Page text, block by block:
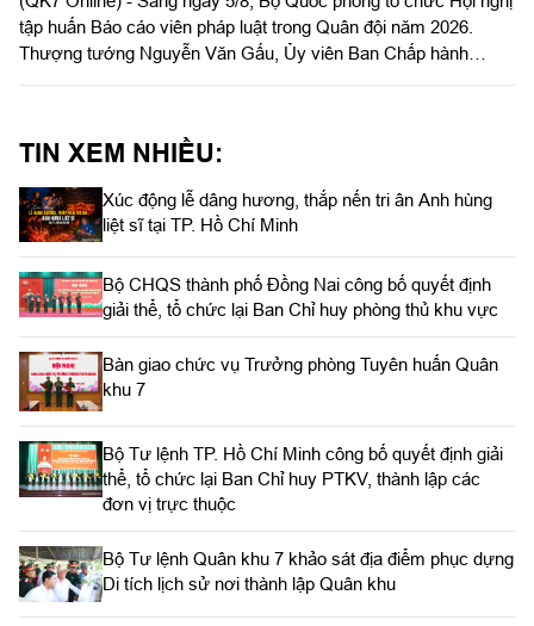
tập huấn Báo cáo viên pháp luật trong Quân đội năm 2026.
Thượng tướng Nguyễn Văn Gấu, Ủy viên Ban Chấp hành
hình thức trực tiếp kết hợp với trực tuyến tại 122 điểm cầu
trong toàn quân.
TIN XEM NHIỀU:
Xúc động lễ dâng hương, thắp nến tri ân Anh hùng
liệt sĩ tại TP. Hồ Chí Minh
Bộ CHQS thành phố Đồng Nai công bố quyết định
giải thể, tổ chức lại Ban Chỉ huy phòng thủ khu vực
Bàn giao chức vụ Trưởng phòng Tuyên huấn Quân
khu 7
Bộ Tư lệnh TP. Hồ Chí Minh công bố quyết định giải
thể, tổ chức lại Ban Chỉ huy PTKV, thành lập các
đơn vị trực thuộc
Bộ Tư lệnh Quân khu 7 khảo sát địa điểm phục dựng
Di tích lịch sử nơi thành lập Quân khu